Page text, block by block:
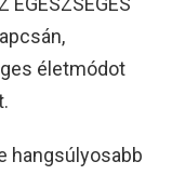
életmódot
hangsúlyosabb